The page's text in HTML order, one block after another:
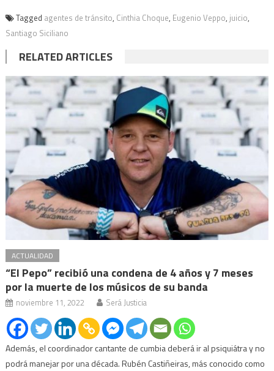
Tagged agentes de tránsito, Cinthia Choque, Eugenio Veppo, juicio,
Santiago Siciliano
RELATED ARTICLES
ACTUALIDAD
“El Pepo” recibió una condena de 4 años y 7 meses
por la muerte de los músicos de su banda
noviembre 11, 2022 Será Justicia
Además, el coordinador cantante de cumbia deberá ir al psiquiátra y no
podrá manejar por una década. Rubén Castiñeiras, más conocido como